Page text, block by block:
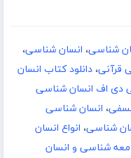
شناسی، انسان شناسی،
قرآنی، دانلود کتاب انسان
دی اف انسان شناسی
، انسان شناسی
شناسی، انواع انسان
شناسی و انسان